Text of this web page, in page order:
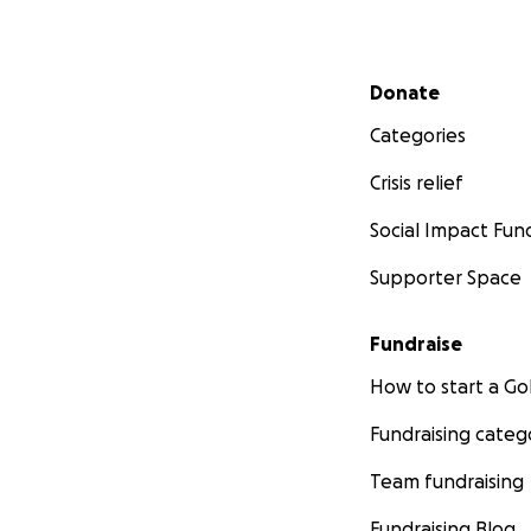
Secondary menu
Donate
Categories
Crisis relief
Social Impact
Supporter Space
Fundraise
How to start a
Fundraising
Team fundraising